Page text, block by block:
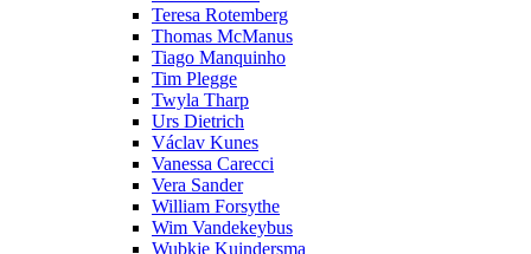
Teresa Rotemberg
Thomas McManus
Tiago Manquinho
Tim Plegge
Twyla Tharp
Urs Dietrich
Václav Kunes
Vanessa Carecci
Vera Sander
William Forsythe
Wim Vandekeybus
Wubkje Kuindersma